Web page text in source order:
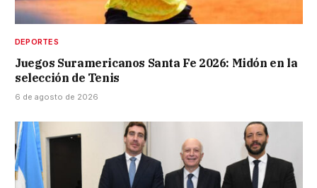
DEPORTES
Juegos Suramericanos Santa Fe 2026: Midón en la
selección de Tenis
6 de agosto de 2026